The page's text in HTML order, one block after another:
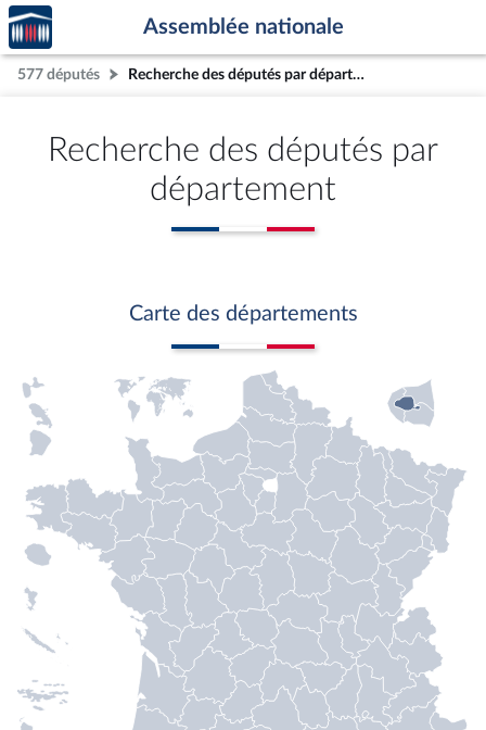
Aller au contenu
Aller en bas de la page
Accèder
à la
page
d'accueil
Assemblée nationale
577 députés Recherche des députés par département
Recherche des députés par
département
Carte des départements